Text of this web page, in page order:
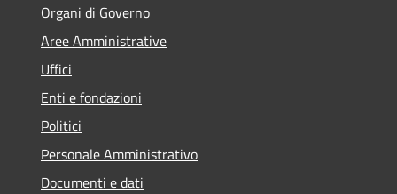
Organi di Governo
Aree Amministrative
Uffici
Enti e fondazioni
Politici
Personale Amministrativo
Documenti e dati